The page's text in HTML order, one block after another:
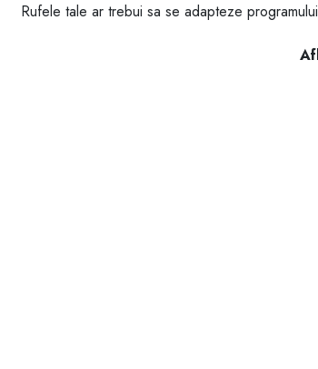
Rufele tale ar trebui sa se adapteze